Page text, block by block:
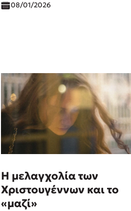
08/01/2026
Η μελαγχολία των
Χριστουγέννων και το
«μαζί»